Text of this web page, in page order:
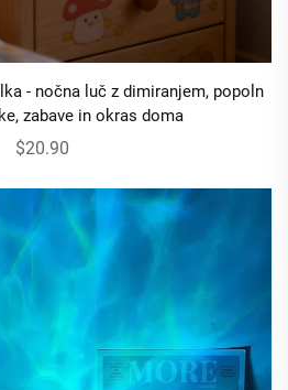
- nočna luč z dimiranjem, popoln
zabave in okras doma
$20.90